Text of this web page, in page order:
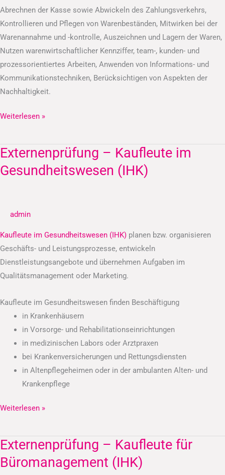
Abrechnen der Kasse sowie Abwickeln des Zahlungsverkehrs,
Kontrollieren und Pflegen von Warenbeständen, Mitwirken bei der
Warenannahme und -kontrolle, Auszeichnen und Lagern der Waren,
Nutzen warenwirtschaftlicher Kennziffer, team-, kunden- und
prozessorientiertes Arbeiten, Anwenden von Informations- und
Kommunikationstechniken, Berücksichtigen von Aspekten der
Nachhaltigkeit.
Weiterlesen »
Externenprüfung – Kaufleute im
Gesundheitswesen (IHK)
admin
Kaufleute im Gesundheitswesen (IHK) planen bzw. organisieren
Geschäfts- und Leistungsprozesse, entwickeln
Dienstleistungsangebote und übernehmen Aufgaben im
Qualitätsmanagement oder Marketing.
Kaufleute im Gesundheitswesen finden Beschäftigung
in Krankenhäusern
in Vorsorge- und Rehabilitationseinrichtungen
in medizinischen Labors oder Arztpraxen
bei Krankenversicherungen und Rettungsdiensten
in Altenpflegeheimen oder in der ambulanten Alten- und
Krankenpflege
Externenprüfung
–
Kaufleute
(IHK)
Weiterlesen »
Externenprüfung – Kaufleute für
Büromanagement (IHK)
Externenprüfung
–
Kaufleute